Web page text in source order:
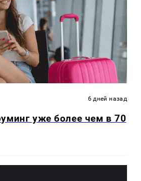
6 дней назад
уже более чем в 70